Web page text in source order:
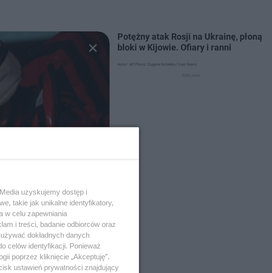
Potężny atak Rosji na Ukrainę, płoną
bloki w Kijowie. Ofiary i ranni
Autor: AP Photo; Eugene Kotenko/ East News
uzyskujemy dostęp i
takie jak unikalne identyfikatory,
w celu zapewniania
i treści, badanie odbiorców oraz
dokładnych danych
celów identyfikacji. Ponieważ
poprzez kliknięcie „Akceptuję”.
ustawień prywatności znajdujący